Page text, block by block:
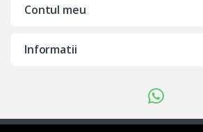
Contul meu
Informatii